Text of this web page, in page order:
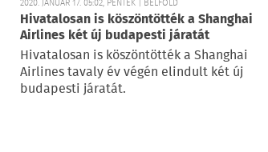
2020. JANUÁR 17. 05:02, PÉNTEK | BELFÖLD
Hivatalosan is köszöntötték a Shanghai
Airlines két új budapesti járatát
Hivatalosan is köszöntötték a Shanghai
Airlines tavaly év végén elindult két új
budapesti járatát.